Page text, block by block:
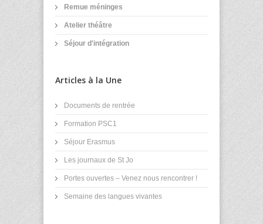
Remue méninges
Atelier théâtre
Séjour d'intégration
Articles à la Une
Documents de rentrée
Formation PSC1
Séjour Erasmus
Les journaux de St Jo
Portes ouvertes – Venez nous rencontrer !
Semaine des langues vivantes